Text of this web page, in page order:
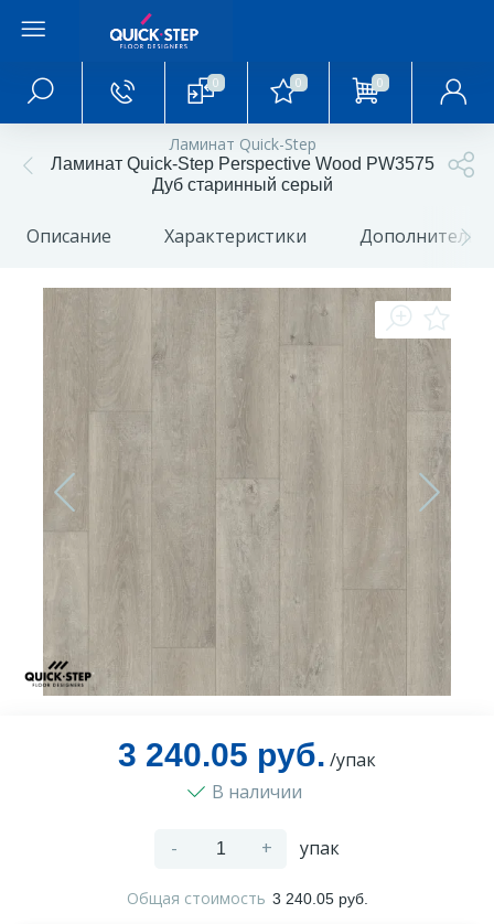
0 0 0
Ламинат Quick-Step
Ламинат Quick-Step Perspective Wood PW3575
Дуб старинный серый
Описание Характеристики
3 240.05 руб. /упак
В наличии
- + упак
Общая стоимость 3 240.05 руб.
Главное меню
Главная
О магазине
Акции и скидки
Статьи и обзоры
Оплата и доставка
Контакты
Монтаж